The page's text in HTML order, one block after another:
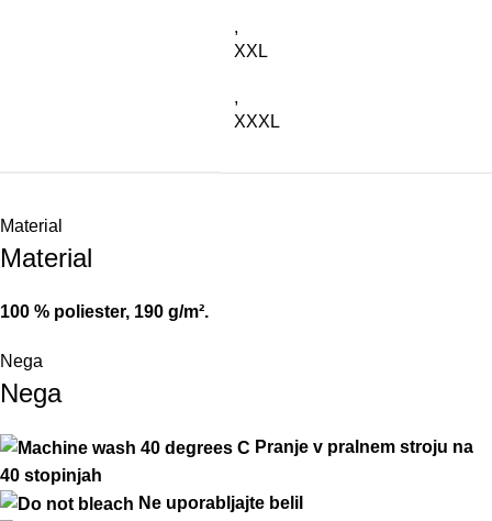
,
XXL
,
XXXL
Material
Material
100 % poliester, 190 g/m².
Nega
Nega
Pranje v pralnem stroju na
40 stopinjah
Ne uporabljajte belil